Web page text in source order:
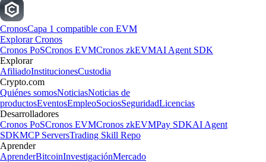
CronosCapa 1 compatible con EVM
Explorar Cronos
Cronos PoSCronos EVMCronos zkEVMAI Agent SDK
Explorar
AfiliadoInstitucionesCustodia
Crypto.com
Quiénes somosNoticiasNoticias de
productosEventosEmpleoSociosSeguridadLicencias
Desarrolladores
Cronos PoSCronos EVMCronos zkEVMPay SDKAI Agent
SDKMCP ServersTrading Skill Repo
Aprender
AprenderBitcoinInvestigaciónMercado